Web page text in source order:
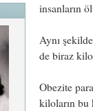
insanların
Aynı
de biraz
Obezite
kiloların bu